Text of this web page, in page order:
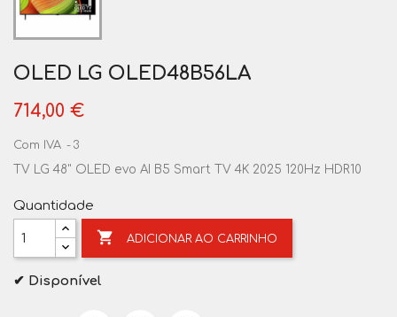
OLED LG OLED48B56LA
714,00 €
Com IVA 3
TV LG 48" OLED evo AI B5 Smart TV 4K 2025 120Hz HDR10
Quantidade
 ADICIONAR AO CARRINHO
✔ Disponível